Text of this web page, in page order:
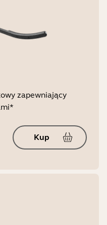
zapewniający
Kup